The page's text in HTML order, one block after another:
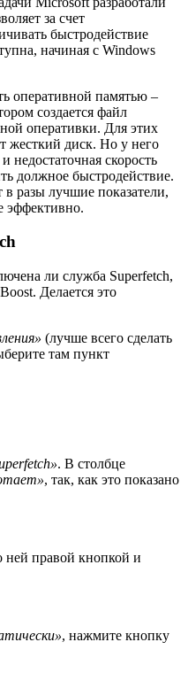
за счет
быстродействие
начиная с Windows
оперативной памятью –
создается файл
оперативки. Для этих
жесткий диск. Но у него
недостаточная скорость
должное быстродействие.
разы лучшие показатели,
эффективно.
ли служба Superfetch,
Делается это
(лучше всего сделать
там пункт
. В столбце
, так, как это показано
ней правой кнопкой и
, нажмите кнопку